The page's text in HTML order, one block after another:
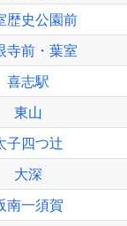
歴史公園前
寺前・葉室
喜志駅
東山
子四つ辻
大深
南一須賀